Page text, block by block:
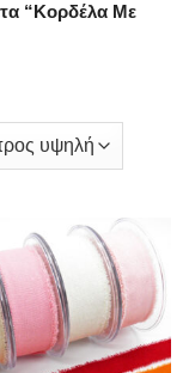
“κορδέλα Με